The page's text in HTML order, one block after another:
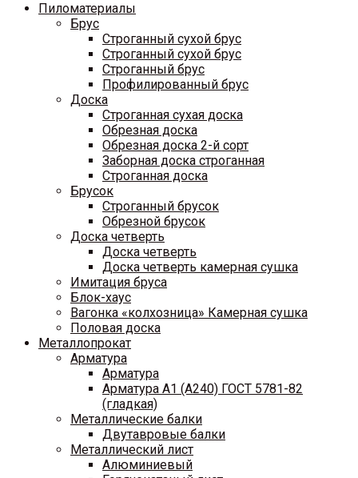
Пиломатериалы
Брус
Строганный сухой брус
Строганный сухой брус
Строганный брус
Профилированный брус
Доска
Строганная сухая доска
Обрезная доска
Обрезная доска 2-й сорт
Заборная доска строганная
Строганная доска
Брусок
Строганный брусок
Обрезной брусок
Доска четверть
Доска четверть
Доска четверть камерная сушка
Имитация бруса
Блок-хаус
Вагонка «колхозница» Камерная сушка
Половая доска
Металлопрокат
Арматура
Арматура
Арматура A1 (A240) ГОСТ 5781-82
(гладкая)
Металлические балки
Двутавровые балки
Металлический лист
Алюминиевый